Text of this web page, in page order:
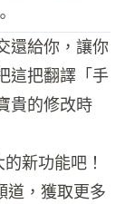
還給你，讓你
這把翻譯「手
貴的修改時
新功能吧！
道，獲取更多